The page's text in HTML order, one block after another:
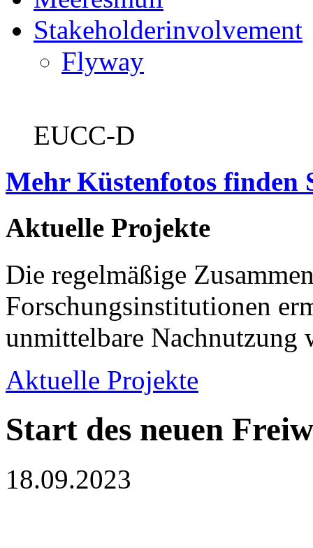
Stakeholderinvolvement
Flyway
EUCC-D
Mehr Küstenfotos finden
Aktuelle Projekte
Die regelmäßige
Forschungsinstitutionen
unmittelbare Nachnutzung
Aktuelle Projekte
Start des neuen
18.09.2023